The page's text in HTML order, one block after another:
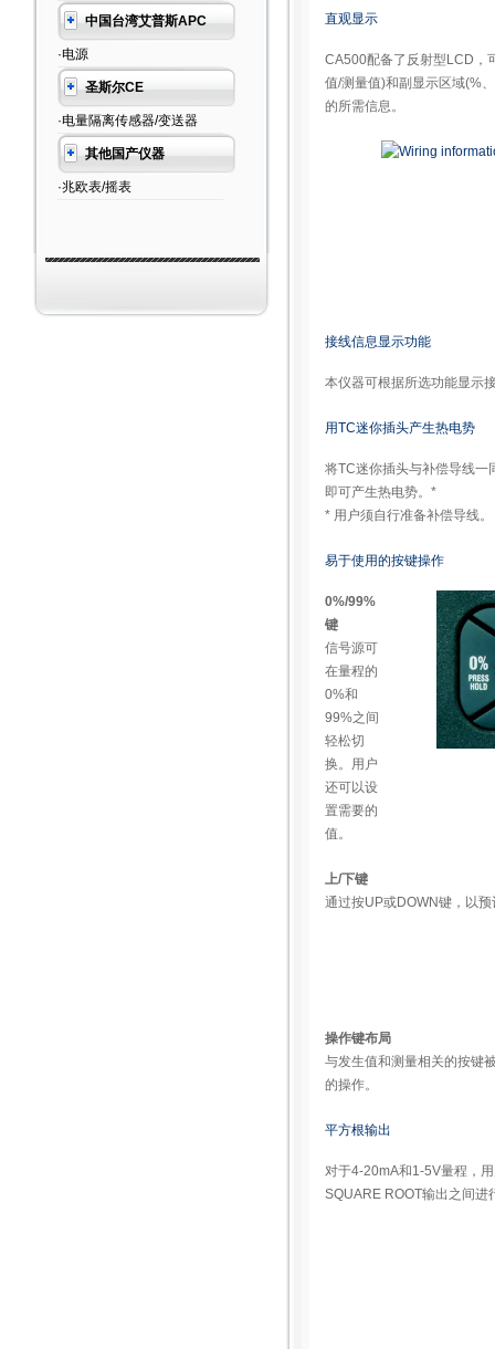
中国台湾艾普斯APC
·电源
圣斯尔CE
·电量隔离传感器/变送器
其他国产仪器
·兆欧表/摇表
直观显示
CA500配备了反射型LCD，
值/测量值)和副显示区域(%
的所需信息。
接线信息显示功能
本仪器可根据所选功能显示
用TC迷你插头产生热电势
将TC迷你插头与补偿导线一
即可产生热电势。*
* 用户须自行准备补偿导线。
易于使用的按键操作
0%/99%
键
信号源可
在量程的
0%和
99%之间
轻松切
换。用户
还可以设
置需要的
值。
上/下键
通过按UP或DOWN键，以
操作键布局
与发生值和测量相关的按键
的操作。
平方根输出
对于4-20mA和1-5V量程，
SQUARE ROOT输出之间进